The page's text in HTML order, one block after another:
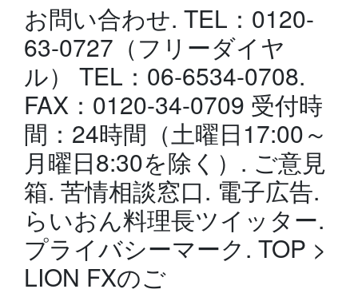
お問い合わせ. TEL：0120-
63-0727（フリーダイヤ
ル） TEL：06-6534-0708.
FAX：0120-34-0709 受付時
間：24時間（土曜日17:00～
月曜日8:30を除く）. ご意見
箱. 苦情相談窓口. 電子広告.
らいおん料理長ツイッター.
プライバシーマーク. TOP >
LION FXのご